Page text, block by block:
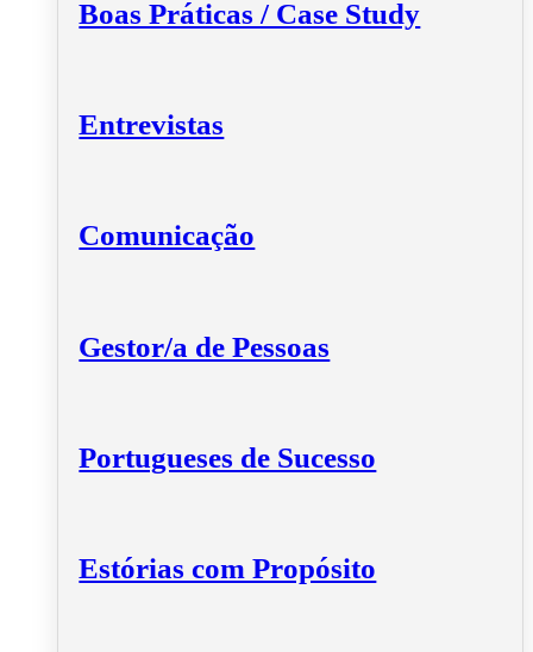
Boas Práticas / Case Study
Entrevistas
Comunicação
Gestor/a de Pessoas
Portugueses de Sucesso
Estórias com Propósito